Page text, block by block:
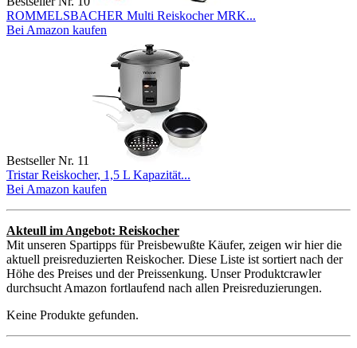
ROMMELSBACHER Multi Reiskocher MRK...
Bei Amazon kaufen
Bestseller Nr. 11
Tristar Reiskocher, 1,5 L Kapazität...
Bei Amazon kaufen
Akteull im Angebot: Reiskocher
Mit unseren Spartipps für Preisbewußte Käufer, zeigen wir hier die
aktuell preisreduzierten Reiskocher. Diese Liste ist sortiert nach der
Höhe des Preises und der Preissenkung. Unser Produktcrawler
durchsucht Amazon fortlaufend nach allen Preisreduzierungen.
Keine Produkte gefunden.